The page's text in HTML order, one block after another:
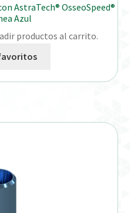
AstraTech® OsseoSpeed®
Azul
productos al carrito.